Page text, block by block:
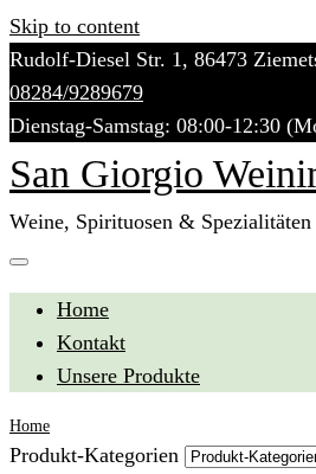
Skip to content
Rudolf-Diesel Str. 1, 86473
08284/9289679
Dienstag-Samstag: 08:00-12:30
San Giorgio
Weine, Spirituosen & Spezialitäten
Home
Kontakt
Unsere Produkte
Home
Produkt-Kategorien